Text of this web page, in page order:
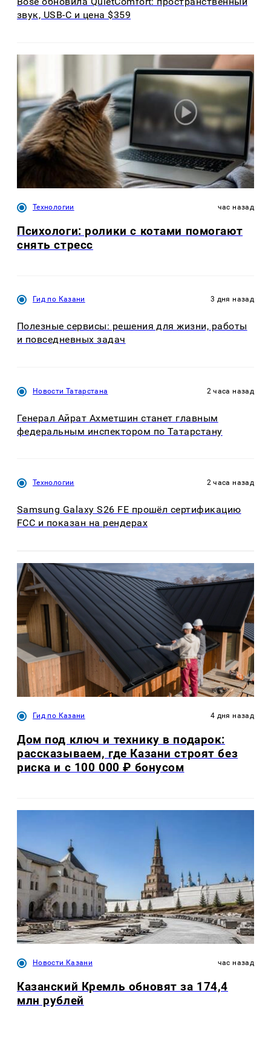
звук, USB-C и цена $359
Технологии час назад
Психологи: ролики с котами помогают
снять стресс
Гид по Казани 3 дня назад
Полезные сервисы: решения для жизни, работы
и повседневных задач
Новости Татарстана 2 часа назад
Генерал Айрат Ахметшин станет главным
федеральным инспектором по Татарстану
Технологии 2 часа назад
Samsung Galaxy S26 FE прошёл сертификацию
FCC и показан на рендерах
Гид по Казани 4 дня назад
Дом под ключ и технику в подарок:
рассказываем, где Казани строят без
риска и с 100 000 ₽ бонусом
Новости Казани час назад
Казанский Кремль обновят за 174,4
млн рублей